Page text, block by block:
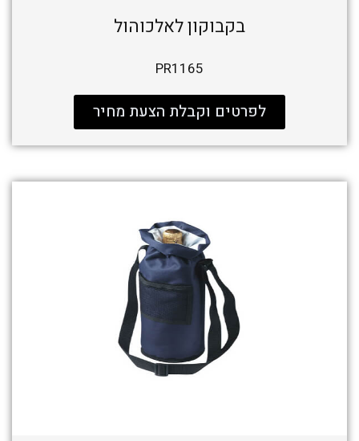
בקבוקון לאלכוהול
PR1165
לפרטים וקבלת הצעת מחיר